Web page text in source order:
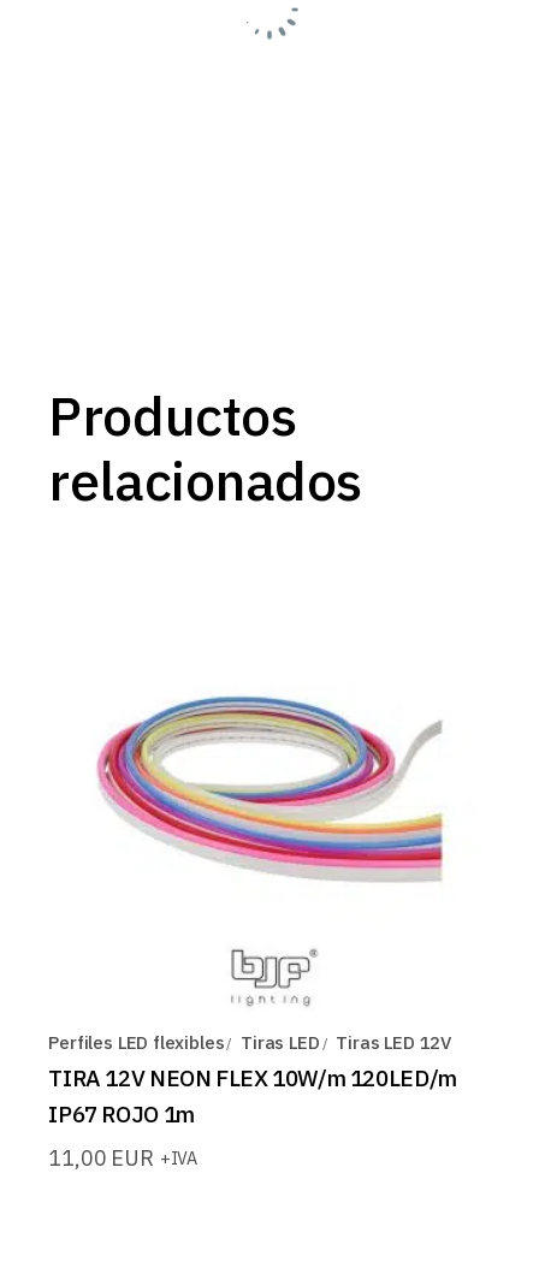
Productos
relacionados
Perfiles LED flexibles Tiras LED Tiras LED 12V
TIRA 12V NEON FLEX 10W/m 120LED/m
IP67 ROJO 1m
11,00 EUR +IVA